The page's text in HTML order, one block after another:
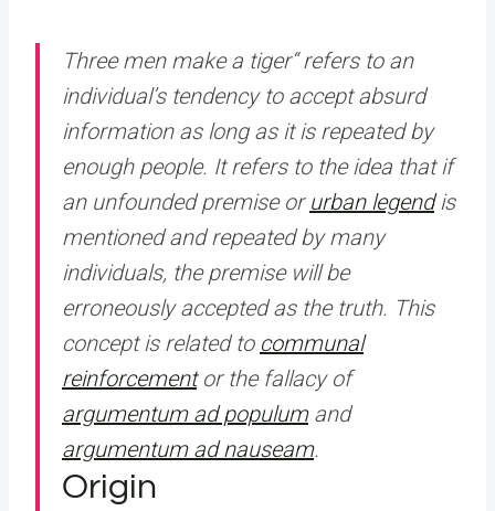
Three men make a tiger“ refers to an
individual’s tendency to accept absurd
information as long as it is repeated by
enough people. It refers to the idea that if
an unfounded premise or urban legendis
mentioned and repeated by many
individuals, the premise will be
erroneously accepted as the truth. This
concept is related to communal
reinforcementor the fallacy of
argumentum ad populumand
argumentum ad nauseam.
Origin